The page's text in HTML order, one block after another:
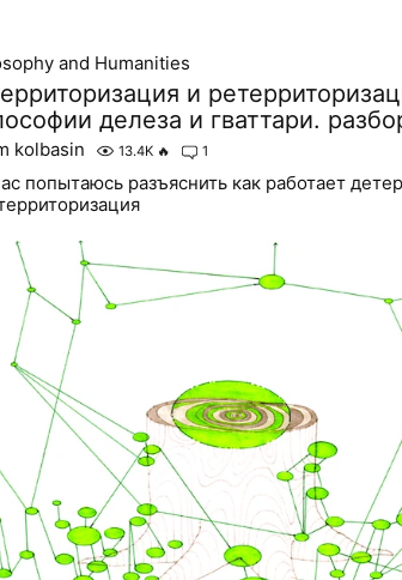
and Humanities
и
делеза и гваттари.
kolbasin 13.4K 🔥 1
попытаюсь разъяснить как работает